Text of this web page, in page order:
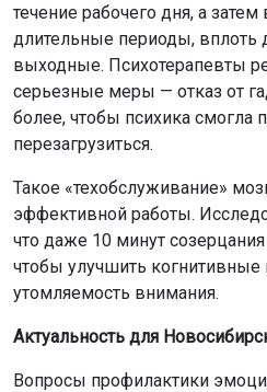
течение рабочего дня, а
длительные периоды, вплоть
выходные. Психотерапевты
серьезные меры — отказ от
более, чтобы психика смогла
перезагрузиться.
Такое «техобслуживание»
эффективной работы.
что даже 10 минут
чтобы улучшить когнитивные
утомляемость внимания.
Актуальность для
Вопросы профилактики